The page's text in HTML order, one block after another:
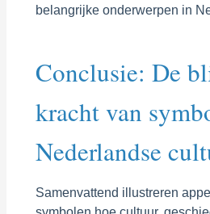
belangrijke onderwerpen in
Conclusie: De
kracht van
Nederlandse
Samenvattend illustreren